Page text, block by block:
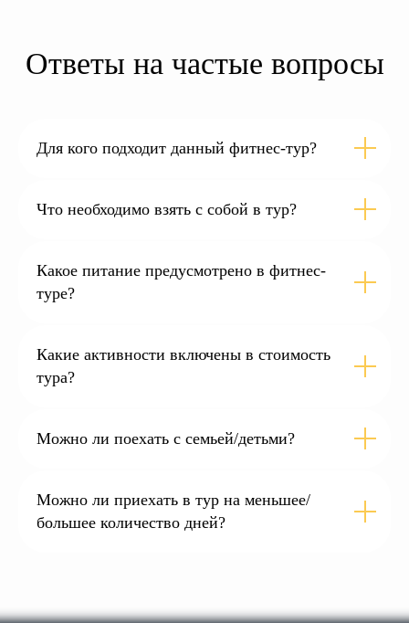
Ответы на частые вопросы
Для кого подходит данный фитнес-тур?
Что необходимо взять с собой в тур?
Какое питание предусмотрено в фитнес-
туре?
Какие активности включены в стоимость
тура?
Можно ли поехать с семьей/детьми?
Можно ли приехать в тур на меньшее/
большее количество дней?